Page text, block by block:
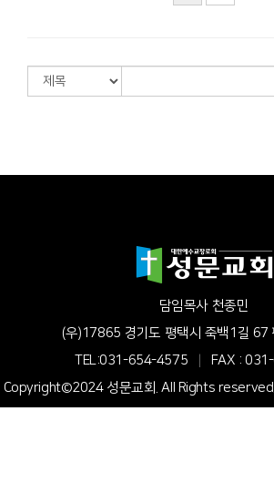
담임목사 천종민
(우)17865 경기도 평택시 죽백1길 67
TEL:031-654-4575
FAX :
Copyright©2024 성문교회. All Rights reserved.